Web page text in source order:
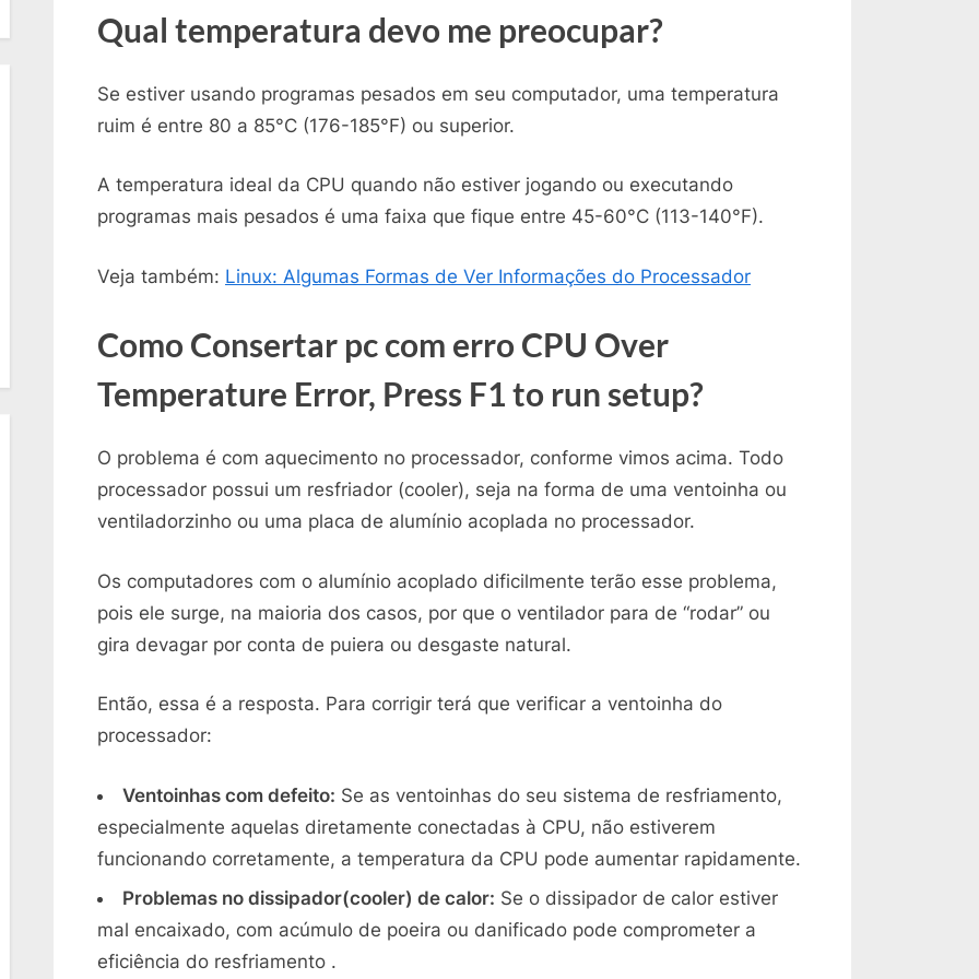
Qual temperatura devo me preocupar?
Se estiver usando programas pesados em seu computador, uma temperatura
ruim é entre 80 a 85°C (176-185°F) ou superior.
A temperatura ideal da CPU quando não estiver jogando ou executando
programas mais pesados é uma faixa que fique entre 45-60°C (113-140°F).
Veja também: Linux: Algumas Formas de Ver Informações do Processador
Como Consertar pc com erro CPU Over
Temperature Error, Press F1 to run setup?
O problema é com aquecimento no processador, conforme vimos acima. Todo
processador possui um resfriador (cooler), seja na forma de uma ventoinha ou
ventiladorzinho ou uma placa de alumínio acoplada no processador.
Os computadores com o alumínio acoplado dificilmente terão esse problema,
pois ele surge, na maioria dos casos, por que o ventilador para de “rodar” ou
gira devagar por conta de puiera ou desgaste natural.
Então, essa é a resposta. Para corrigir terá que verificar a ventoinha do
processador:
Ventoinhas com defeito: Se as ventoinhas do seu sistema de resfriamento,
especialmente aquelas diretamente conectadas à CPU, não estiverem
funcionando corretamente, a temperatura da CPU pode aumentar rapidamente.
Problemas no dissipador(cooler) de calor: Se o dissipador de calor estiver
mal encaixado, com acúmulo de poeira ou danificado pode comprometer a
eficiência do resfriamento .